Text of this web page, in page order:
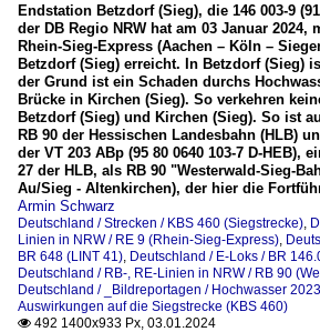
Endstation Betzdorf (Sieg), die 146 003-9
der DB Regio NRW hat am 03 Januar 2024,
Rhein-Sieg-Express (Aachen – Köln –
Betzdorf (Sieg) erreicht. In Betzdorf (Sieg)
der Grund ist ein Schaden durchs
Brücke in Kirchen (Sieg). So verkehren
Betzdorf (Sieg) und Kirchen (Sieg). So ist
RB 90 der Hessischen Landesbahn (HLB)
der VT 203 ABp (95 80 0640 103-7 D-HEB),
27 der HLB, als RB 90 "Westerwald-Sieg-
Au/Sieg - Altenkirchen), der hier die
Armin Schwarz
Deutschland / Strecken / KBS 460 (Siegstrecke)
Linien in NRW / RE 9 (Rhein-Sieg-Express)
BR 648 (LINT 41) Deutschland / E-Loks / BR
Deutschland / RB-, RE-Linien in NRW / RB 90
Deutschland / _Bildreportagen / Hochwasser
Auswirkungen auf die Siegstrecke (KBS 460)
 492 1400x933 Px, 03.01.2024